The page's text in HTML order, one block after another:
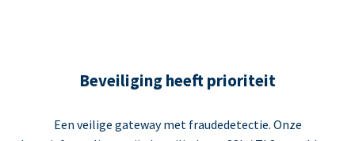
Beveiliging heeft prioriteit
Een veilige gateway met fraudedetectie. Onze